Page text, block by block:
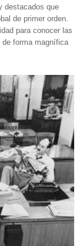
destacados que
de primer orden.
para conocer las
forma magnífica